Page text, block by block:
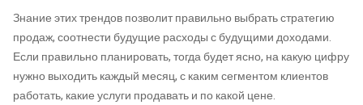
Знание этих трендов позволит правильно выбрать стратегию
продаж, соотнести будущие расходы с будущими доходами.
Если правильно планировать, тогда будет ясно, на какую цифру
нужно выходить каждый месяц, с каким сегментом клиентов
работать, какие услуги продавать и по какой цене.